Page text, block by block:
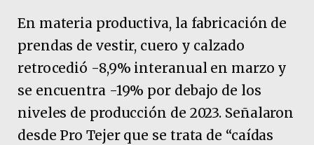
En materia productiva, la fabricación de
prendas de vestir, cuero y calzado
retrocedió -8,9% interanual en marzo y
se encuentra -19% por debajo de los
niveles de producción de 2023. Señalaron
desde Pro Tejer que se trata de “caídas